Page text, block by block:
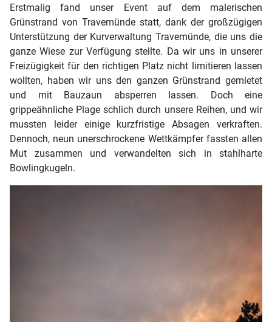
Erstmalig fand unser Event auf dem malerischen
Grünstrand von Travemünde statt, dank der großzügigen
Unterstützung der Kurverwaltung Travemünde, die uns die
ganze Wiese zur Verfügung stellte. Da wir uns in unserer
Freizügigkeit für den richtigen Platz nicht limitieren lassen
wollten, haben wir uns den ganzen Grünstrand gemietet
und mit Bauzaun absperren lassen. Doch eine
grippeähnliche Plage schlich durch unsere Reihen, und wir
mussten leider einige kurzfristige Absagen verkraften.
Dennoch, neun unerschrockene Wettkämpfer fassten allen
Mut zusammen und verwandelten sich in stahlharte
Bowlingkugeln.